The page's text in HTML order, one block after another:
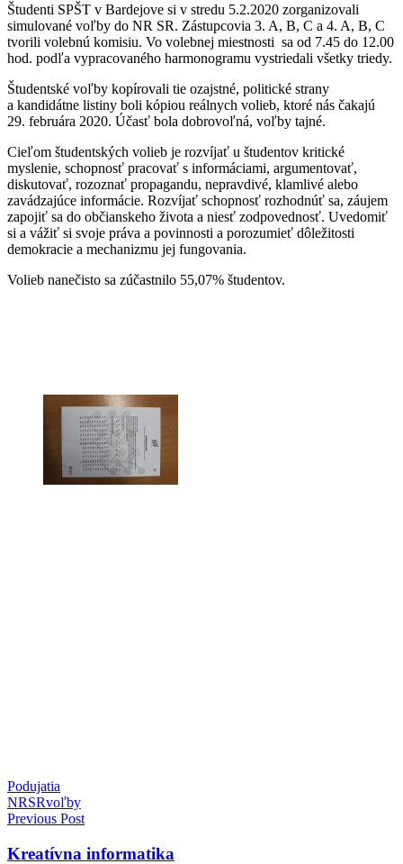
Študenti SPŠT v Bardejove si v stredu 5.2.2020 zorganizovali
simulované voľby do NR SR. Zástupcovia 3. A, B, C a 4. A, B, C
tvorili volebnú komisiu. Vo volebnej miestnosti sa od 7.45 do 12.00
hod. podľa vypracovaného harmonogramu vystriedali všetky triedy.
Študentské voľby kopírovali tie ozajstné, politické strany
a kandidátne listiny boli kópiou reálnych volieb, ktoré nás čakajú
29. februára 2020. Účasť bola dobrovoľná, voľby tajné.
Cieľom študentských volieb je rozvíjať u študentov kritické
myslenie, schopnosť pracovať s informáciami, argumentovať,
diskutovať, rozoznať propagandu, nepravdivé, klamlivé alebo
zavádzajúce informácie. Rozvíjať schopnosť rozhodnúť sa, záujem
zapojiť sa do občianskeho života a niesť zodpovednosť. Uvedomiť
si a vážiť si svoje práva a povinnosti a porozumieť dôležitosti
demokracie a mechanizmu jej fungovania.
Volieb nanečisto sa zúčastnilo 55,07% študentov.
Podujatia
NRSRvoľby
Navigácia
v
Previous Post
Kreatívna informatika